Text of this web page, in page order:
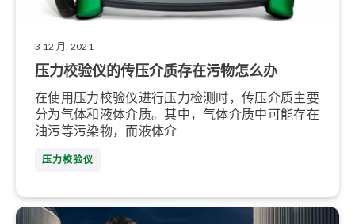
3 12 月, 2021
压力校验仪的传压介质存在污物怎么办
在使用压力校验仪进行压力检测时，传压介质主要
分为气体和液体介质。其中，气体介质中可能存在
油污等污染物，而液体介
压力校验仪